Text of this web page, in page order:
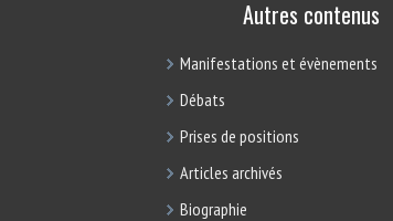
Autres contenus
Manifestations et évènements
Débats
Prises de positions
Articles archivés
Biographie